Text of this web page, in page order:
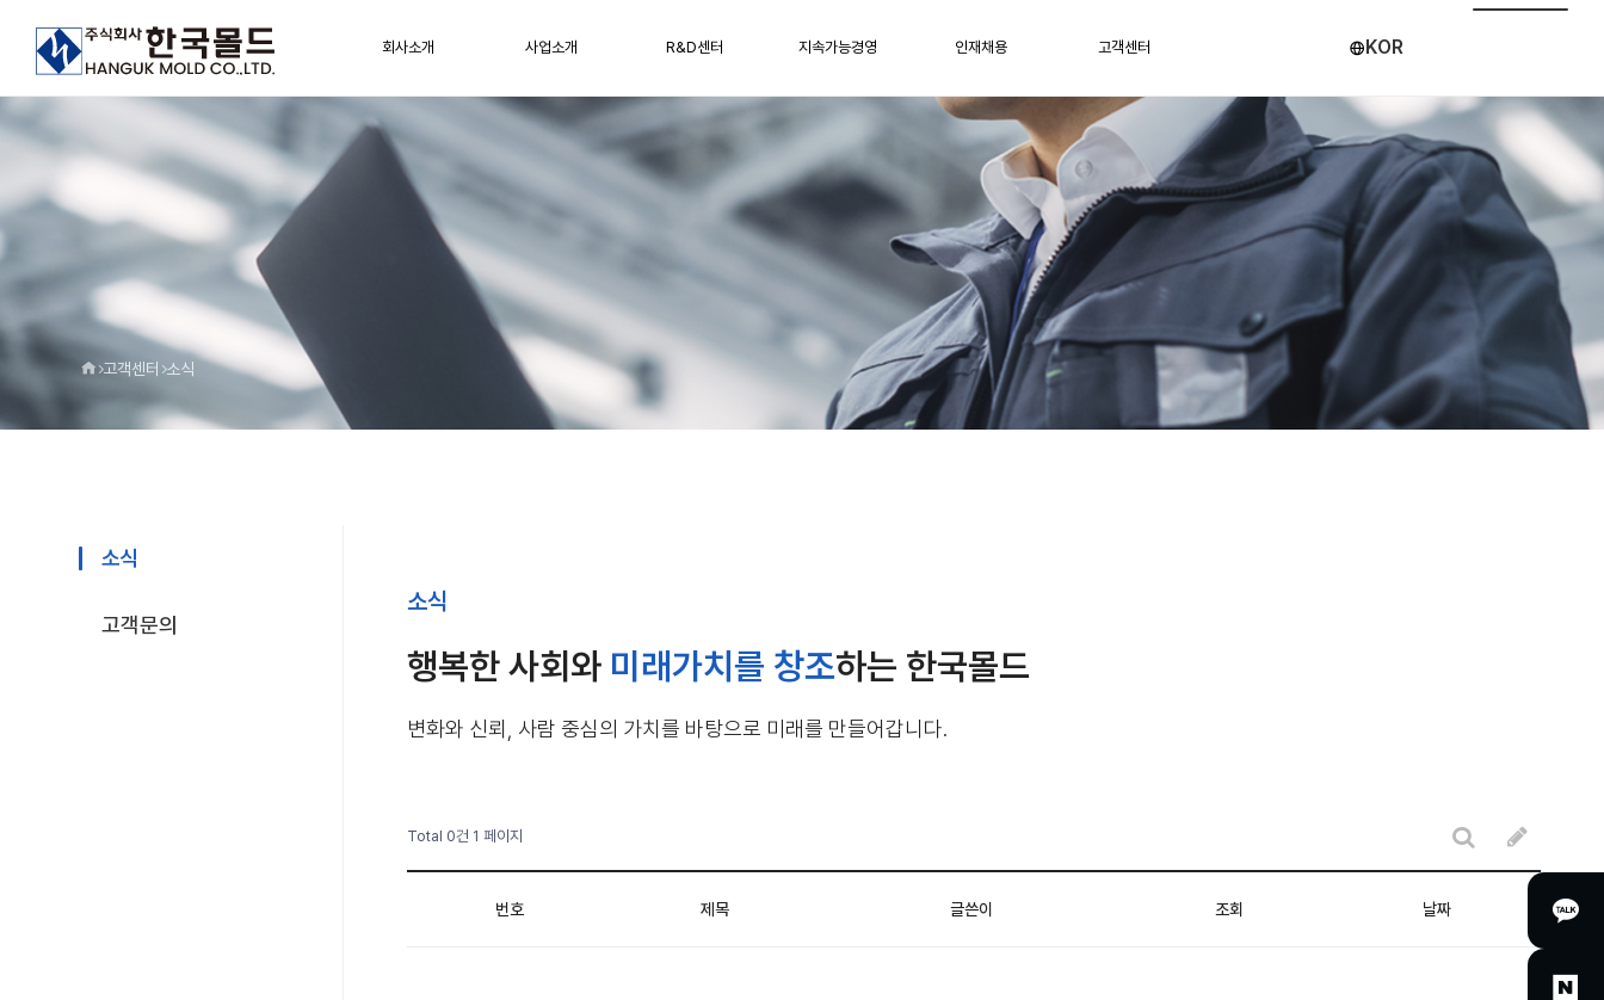
회사소개 사업소개 R&D센터 지속가능경영 인재채용 고객센터 KOR
고객센터 소식
소식
고객문의
소식
행복한 사회와 미래가치를 창조하는 한국몰드
변화와 신뢰, 사람 중심의 가치를 바탕으로 미래를 만들어갑니다.
Total 0건 1 페이지
번호 제목 글쓴이 조회 날짜